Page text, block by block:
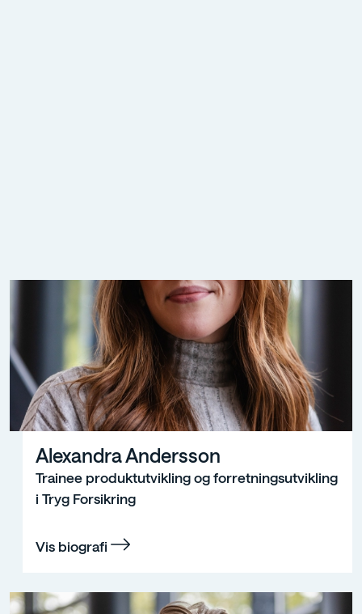
Alexandra Andersson
Trainee produktutvikling og forretningsutvikling
i Tryg Forsikring
Vis biografi